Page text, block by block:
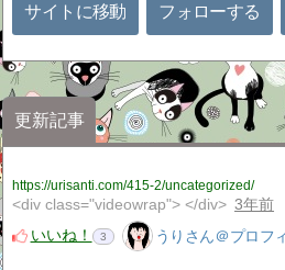
サイトに移動 フォローする
更新記事
https://urisanti.com/415-2/uncategorized/
<div class="videowrap"> </div> 3年前
いいね！
3 うりさん＠プロフィール見てね！はてぶ、